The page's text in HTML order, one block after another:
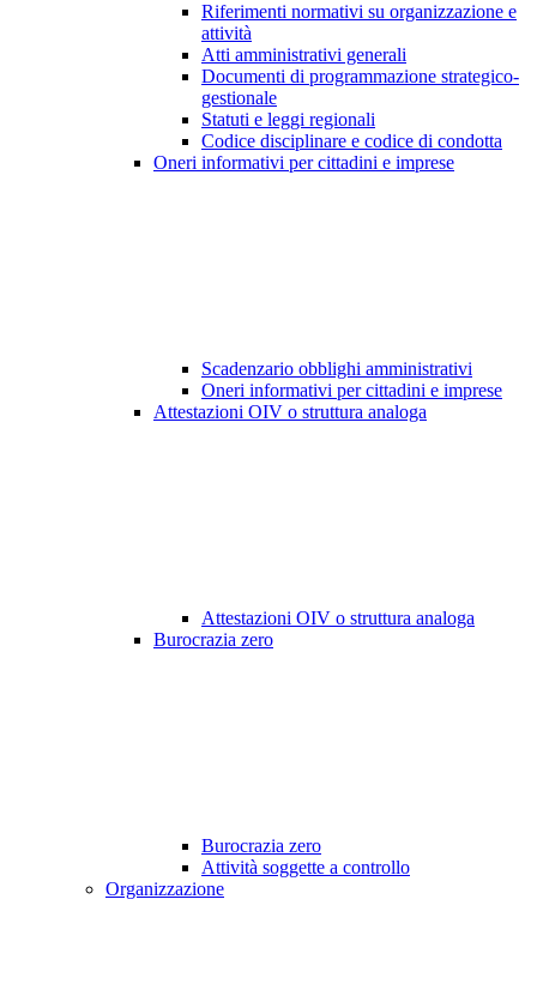
Riferimenti normativi su organizzazione e
attività
Atti amministrativi generali
Documenti di programmazione strategico-
gestionale
Statuti e leggi regionali
Codice disciplinare e codice di condotta
Oneri informativi per cittadini e imprese
Scadenzario obblighi amministrativi
Oneri informativi per cittadini e imprese
Attestazioni OIV o struttura analoga
Attestazioni OIV o struttura analoga
Burocrazia zero
Burocrazia zero
Attività soggette a controllo
Organizzazione